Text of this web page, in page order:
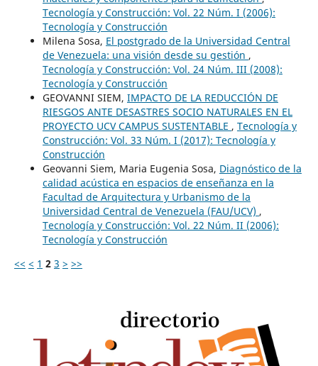
Tecnología y Construcción: Vol. 22 Núm. I (2006):
Tecnología y Construcción
Milena Sosa, El postgrado de la Universidad Central
de Venezuela: una visión desde su gestión ,
Tecnología y Construcción: Vol. 24 Núm. III (2008):
Tecnología y Construcción
GEOVANNI SIEM, IMPACTO DE LA REDUCCIÓN DE
RIESGOS ANTE DESASTRES SOCIO NATURALES EN EL
PROYECTO UCV CAMPUS SUSTENTABLE , Tecnología y
Construcción: Vol. 33 Núm. I (2017): Tecnología y
Construcción
Geovanni Siem, Maria Eugenia Sosa, Diagnóstico de la
calidad acústica en espacios de enseñanza en la
Facultad de Arquitectura y Urbanismo de la
Universidad Central de Venezuela (FAU/UCV) ,
Tecnología y Construcción: Vol. 22 Núm. II (2006):
Tecnología y Construcción
<< < 1 2 3 > >>